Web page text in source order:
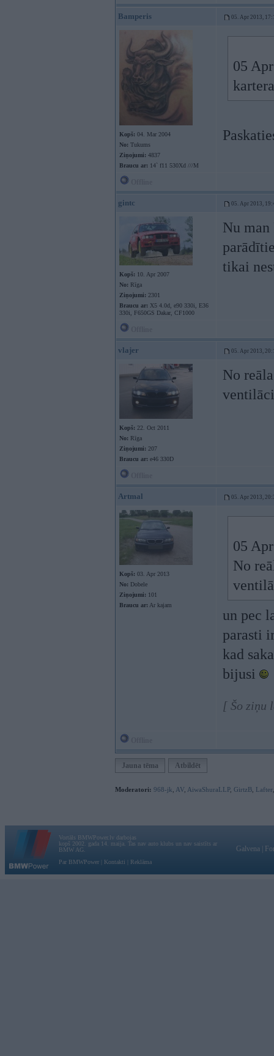
Bamperis 05. Apr 2013,
Kopš: 04. Mar 2004
No: Tukums
Ziņojumi: 4837
Braucu ar: 14` f11 530Xd ///M
05
gintc 05. Apr 2013,
Kopš: 10. Apr 2007
No: Rīga
Ziņojumi: 2301
Braucu ar: X5 4.0d, e90 330i, E36
330i, F650GS Dakar, CF1000
Nu man
tikai
vlajer 05. Apr 2013,
Kopš: 22. Oct 2011
No: Rīga
Ziņojumi: 207
Braucu ar: e46 330D
No
Artmal 05. Apr 2013,
Kopš: 03. Apr 2013
No: Dobele
Ziņojumi: 101
Braucu ar: Ar kajam
05
No
un pec
parasti
kad
bijusi
[ Šo ziņu
Jauna tēma Atbildēt
Moderatori: 968-jk AV AiwaShuraLLP, GirtzB Lafter
Vortāls BMWPower.lv darbojas
kopš 2002. gada 14. maija. Tas nav auto klubs un nav saistīts ar
BMW AG.
Par BMWPower
Kontakti Reklāma
Galvena